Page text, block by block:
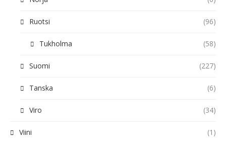
Ruotsi (96)
Tukholma (58)
Suomi (227)
Tanska (6)
Viro (34)
Viini (1)